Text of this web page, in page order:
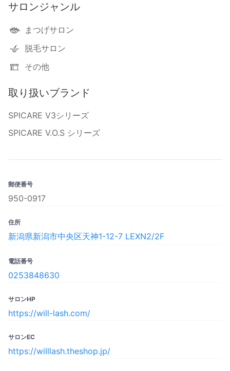
サロンジャンル
まつげサロン
脱毛サロン
その他
取り扱いブランド
SPICARE V3シリーズ
SPICARE V.O.S シリーズ
郵便番号
950-0917
住所
新潟県新潟市中央区天神1-12-7 LEXN2/2F
電話番号
0253848630
サロンHP
https://will-lash.com/
サロンEC
https://willlash.theshop.jp/